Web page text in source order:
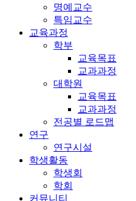
명예교수
특임교수
교육과정
학부
교육목표
교과과정
대학원
교육목표
교과과정
전공별 로드맵
연구
연구시설
학생활동
학생회
학회
커뮤니티